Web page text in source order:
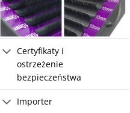
Certyfikaty i
ostrzeżenie
bezpieczeństwa
Importer